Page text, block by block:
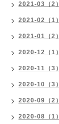
2021-03（2）
2021-02（1）
2021-01（2）
2020-12（1）
2020-11（3）
2020-10（3）
2020-09（2）
2020-08（1）